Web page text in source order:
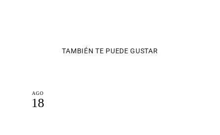
TAMBIÉN TE PUEDE GUSTAR
AGO
18